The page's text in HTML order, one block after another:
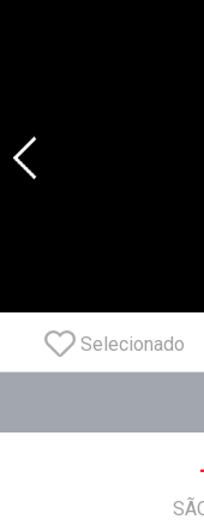
Selecionado